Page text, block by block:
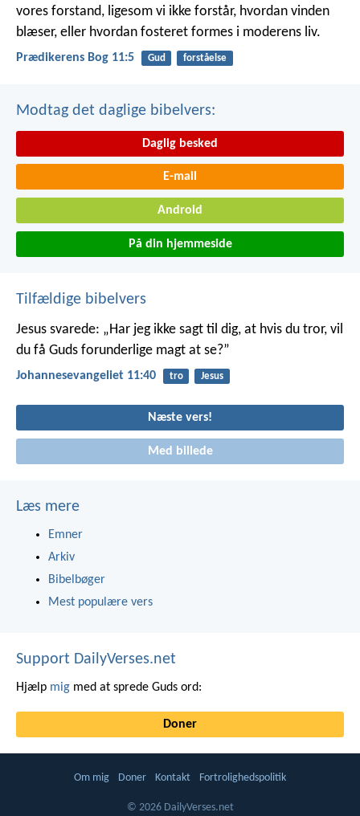
vores forstand, ligesom vi ikke forstår, hvordan vinden
blæser, eller hvordan fosteret formes i moderens liv.
Prædikerens Bog 11:5 Gud forståelse
Modtag det daglige bibelvers:
Daglig besked
E-mail
Android
På din hjemmeside
Tilfældige bibelvers
Jesus svarede: „Har jeg ikke sagt til dig, at hvis du tror, vil
du få Guds forunderlige magt at se?”
Johannesevangeliet 11:40 tro Jesus
Næste vers!
Med billede
Læs mere
Emner
Arkiv
Bibelbøger
Mest populære vers
Support DailyVerses.net
Hjælp mig med at sprede Guds ord:
Doner
Om mig Doner Kontakt Fortrolighedspolitik
© 2026 DailyVerses.net